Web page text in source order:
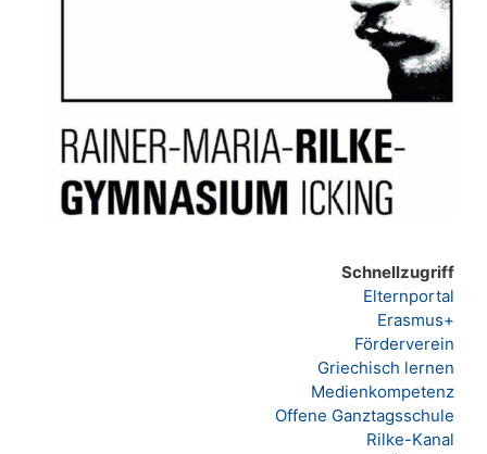
Schnellzugriff
Elternportal
Erasmus+
Förderverein
Griechisch lernen
Medienkompetenz
Offene Ganztagsschule
Rilke-Kanal